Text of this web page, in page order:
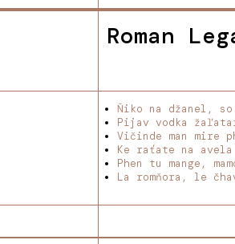
Roman
Ňiko na džanel, so
Pijav vodka
Vičinde man mire
Ke raťate na avela
Phen tu mange,
La romňora, le